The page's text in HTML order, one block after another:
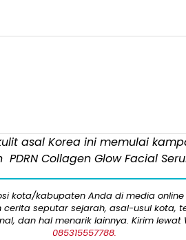
asal Korea ini memulai
PDRN Collagen Glow Facial
kota/kabupaten Anda di media
cerita seputar sejarah, asal-usul kota,
dan hal menarik lainnya. Kirim lewat
085315557788.